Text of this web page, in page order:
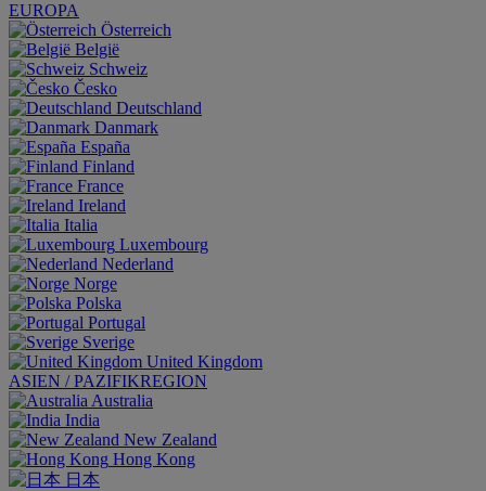
EUROPA
Österreich
België
Schweiz
Česko
Deutschland
Danmark
España
Finland
France
Ireland
Italia
Luxembourg
Nederland
Norge
Polska
Portugal
Sverige
United Kingdom
ASIEN / PAZIFIKREGION
Australia
India
New Zealand
Hong Kong
日本